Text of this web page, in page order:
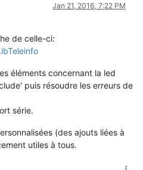
Jan 21, 2016, 7:22 PM
de celle-ci:
éléments concernant la led
puis résoudre les erreurs de
série.
(des ajouts liées à
utiles à tous.